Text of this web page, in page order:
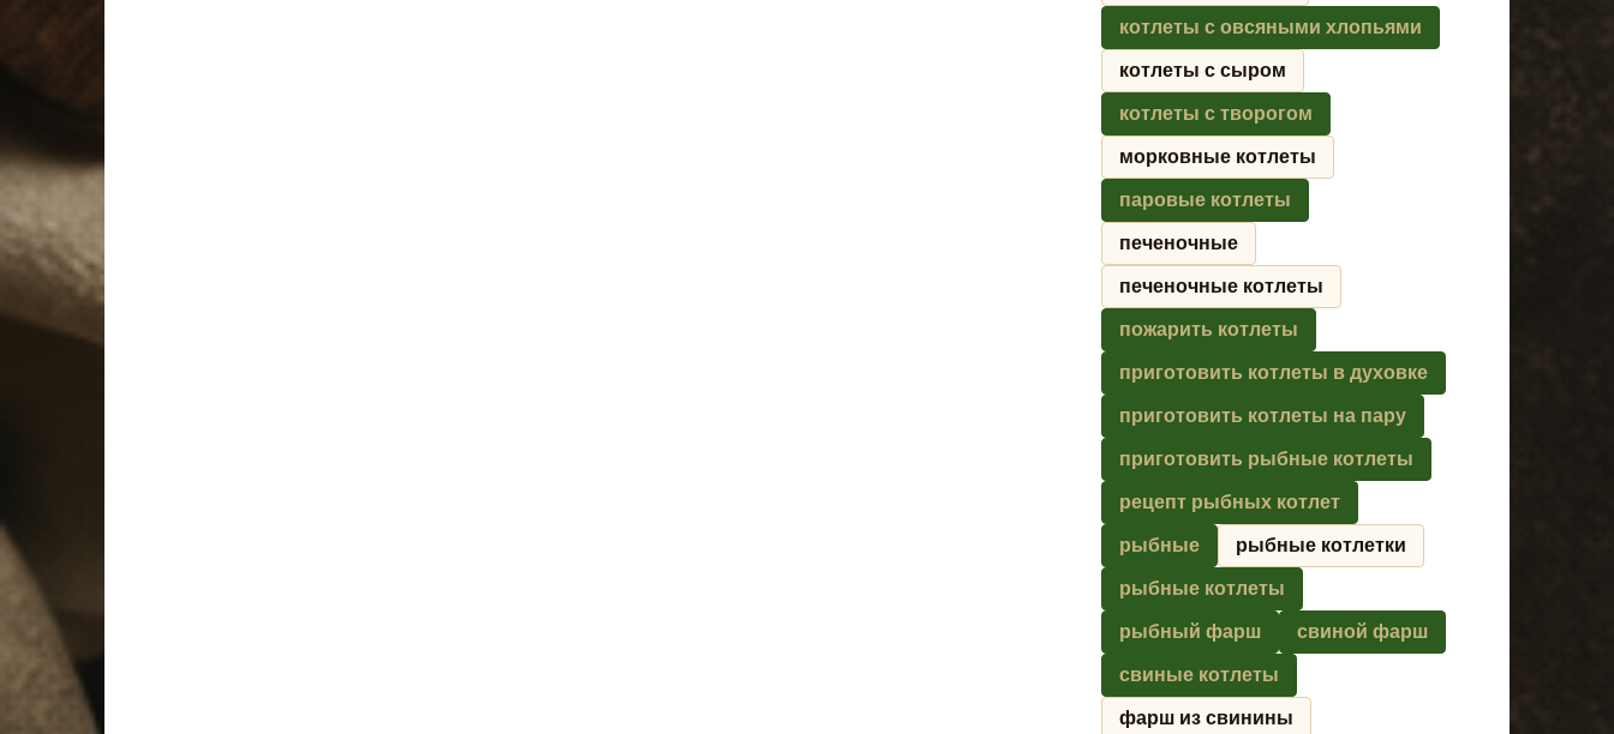
котлеты с овсяными хлопьями
котлеты с сыром
котлеты с творогом
морковные котлеты
паровые котлеты
печеночные
печеночные котлеты
пожарить котлеты
приготовить котлеты в духовке
приготовить котлеты на пару
приготовить рыбные котлеты
рецепт рыбных котлет
рыбные рыбные котлетки
рыбные котлеты
рыбный фарш свиной фарш
свиные котлеты
фарш из свинины